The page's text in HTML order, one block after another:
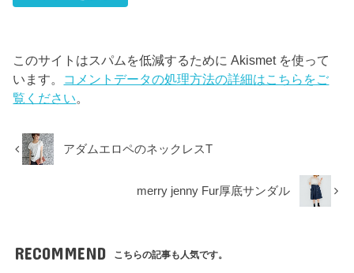
このサイトはスパムを低減するために Akismet を使って
います。 コメントデータの処理方法の詳細はこちらをご
覧ください。
アダムエロペのネックレスT
merry jenny Fur厚底サンダル
RECOMMEND こちらの記事も人気です。